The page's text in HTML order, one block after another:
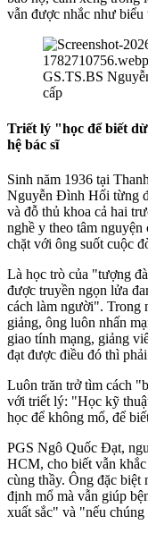
vẫn được nhắc như biểu
GS.TS.BS
cấp
Triết lý "học để biết
hệ bác sĩ
Sinh năm 1936 tại
Nguyễn Đình Hối từng
và đỗ thủ khoa cả hai
nghề y theo tâm
chặt với ông suốt cuộc
Là học trò của "tượng
được truyền ngọn lửa
cách làm người". Trong
giảng, ông luôn nhấn
giao tính mạng, giảng
đạt được điều đó thì
Luôn trăn trở tìm cách
với triết lý: "Học kỹ
học để không mổ, để
PGS Ngô Quốc Đạt,
HCM, cho biết vẫn
cùng thầy. Ông đặc
định mổ mà vẫn giúp
xuất sắc" và "nếu